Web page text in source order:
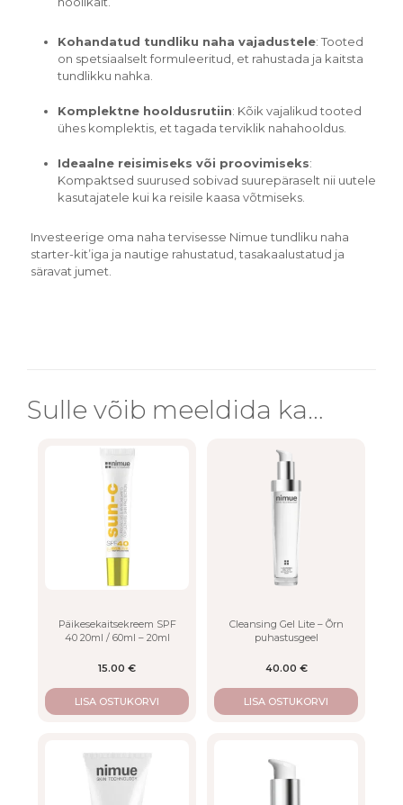
Kohandatud tundliku naha vajadustele: Tooted
on spetsiaalselt formuleeritud, et rahustada ja kaitsta
tundlikku nahka.
Komplektne hooldusrutiin: Kõik vajalikud tooted
ühes komplektis, et tagada terviklik nahahooldus.
Ideaalne reisimiseks või proovimiseks:
Kompaktsed suurused sobivad suurepäraselt nii uutele
kasutajatele kui ka reisile kaasa võtmiseks.
Investeerige oma naha tervisesse Nimue tundliku naha
starter-kit’iga ja nautige rahustatud, tasakaalustatud ja
säravat jumet.
Sulle võib meeldida ka…
Päikesekaitsekreem SPF
40 20ml / 60ml – 20ml
15.00 €
LISA OSTUKORVI
Cleansing Gel Lite – Õrn
puhastusgeel
40.00 €
LISA OSTUKORVI